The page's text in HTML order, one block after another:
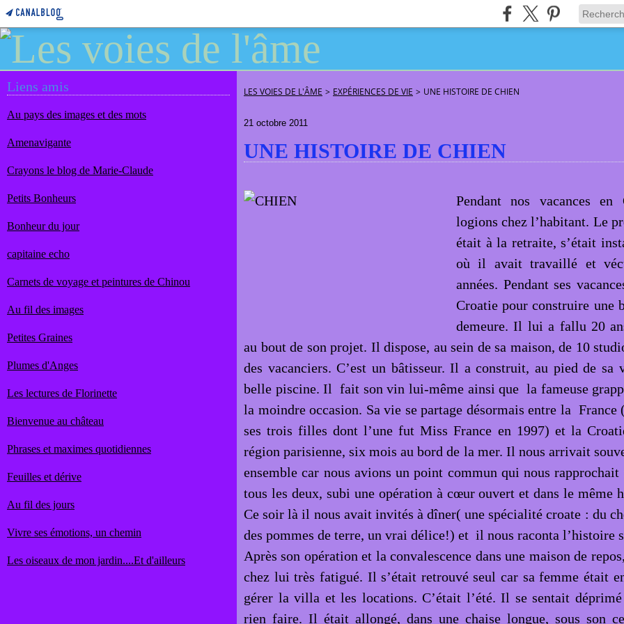
Liens amis
Au pays des images et des mots
Amenavigante
Crayons le blog de Marie-Claude
Petits Bonheurs
Bonheur du jour
capitaine echo
Carnets de voyage et peintures de Chinou
Au fil des images
Petites Graines
Plumes d'Anges
Les lectures de Florinette
Bienvenue au château
Phrases et maximes quotidiennes
Feuilles et dérive
Au fil des jours
Vivre ses émotions, un chemin
Les oiseaux de mon jardin....Et d'ailleurs
LES VOIES DE L'ÂME > EXPÉRIENCES DE VIE > UNE HISTOIRE DE CHIEN
21 octobre 2011
UNE HISTOIRE DE CHIEN
Pendant nos vacances en
logions chez l’habitant. Le
était à la retraite, s’était
où il avait travaillé et
années. Pendant ses
Croatie pour construire une
demeure. Il lui a fallu 20
au bout de son projet. Il dispose, au sein de sa maison, de 10
des vacanciers. C’est un bâtisseur. Il a construit, au pied de sa
belle piscine. Il fait son vin lui-même ainsi que la fameuse
la moindre occasion. Sa vie se partage désormais entre la France
ses trois filles dont l’une fut Miss France en 1997) et la
région parisienne, six mois au bord de la mer. Il nous arrivait
ensemble car nous avions un point commun qui nous rapprochait
tous les deux, subi une opération à cœur ouvert et dans le même
Ce soir là il nous avait invités à dîner( une spécialité croate : du
des pommes de terre, un vrai délice!) et il nous raconta l’histoire
Après son opération et la convalescence dans une maison de
chez lui très fatigué. Il s’était retrouvé seul car sa femme était
gérer la villa et les locations. C’était l’été. Il se sentait
rien faire. Il était allongé, dans une chaise longue, sous son